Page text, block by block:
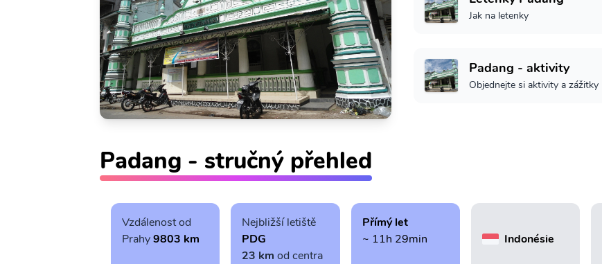
Jak na letenky
Padang - aktivity
Objednejte si aktivity a zážitky
Padang - stručný přehled
Vzdálenost od
Prahy9803 km
Nejbližší letiště
PDG
23 km od centra
Přímý let
~ 11h 29min
Indonésie